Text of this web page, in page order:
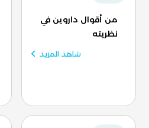
من أقوال داروين في
نظريته
شاهد المزيد